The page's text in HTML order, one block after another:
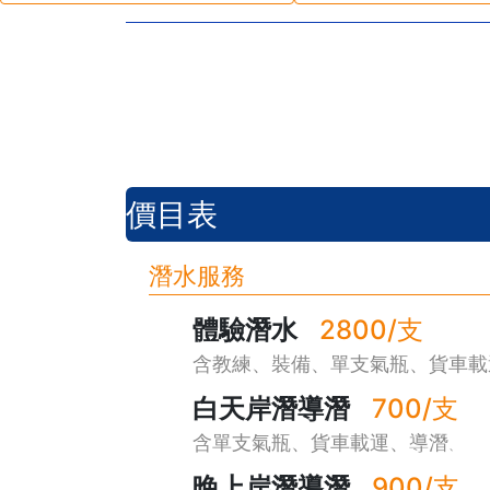
價目表
潛水服務
體驗潛水 2800/支
含教練、裝備、單支氣瓶、貨車
白天岸潛導潛 700/支
含單支氣瓶、貨車載運、導潛、